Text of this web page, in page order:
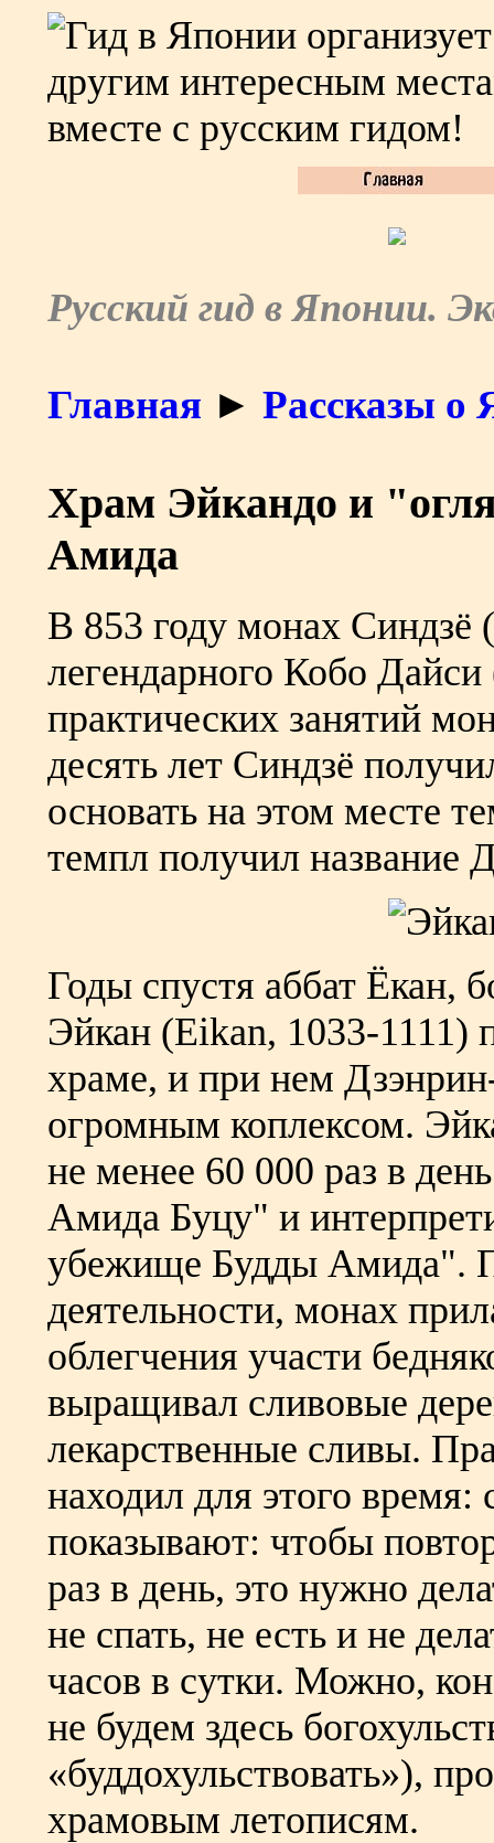
Русский гид в Японии.
Главная ► Рассказы о
Храм Эйкандо и
Амида
В 853 году монах Синдзё
легендарного Кобо
практических занятий
десять лет Синдзё
основать на этом месте
темпл получил название
Годы спустя аббат Ёкан,
Эйкан (Eikan, 1033-1111)
храме, и при нем
огромным коплексом.
не менее 60 000 раз в
Амида Буцу" и
убежище Будды Амида".
деятельности, монах
облегчения участи
выращивал сливовые
лекарственные сливы.
находил для этого
показывают: чтобы
раз в день, это нужно
не спать, не есть и не
часов в сутки. Можно,
не будем здесь
«буддохульствовать»),
храмовым летописям.